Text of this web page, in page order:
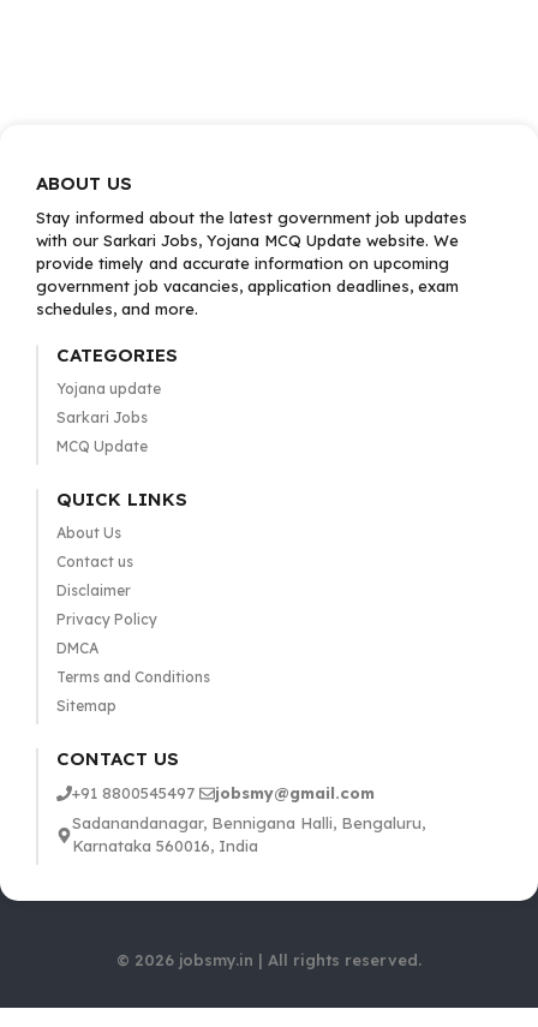
ABOUT US
Stay informed about the latest government job updates
with our Sarkari Jobs, Yojana MCQ Update website. We
provide timely and accurate information on upcoming
government job vacancies, application deadlines, exam
schedules, and more.
CATEGORIES
Yojana update
Sarkari Jobs
MCQ Update
QUICK LINKS
About Us
Contact us
Disclaimer
Privacy Policy
DMCA
Terms and Conditions
Sitemap
CONTACT US
+91 8800545497
jobsmy@gmail.com
Sadanandanagar, Bennigana Halli, Bengaluru,
Karnataka 560016, India
© 2026 jobsmy.in | All rights reserved.